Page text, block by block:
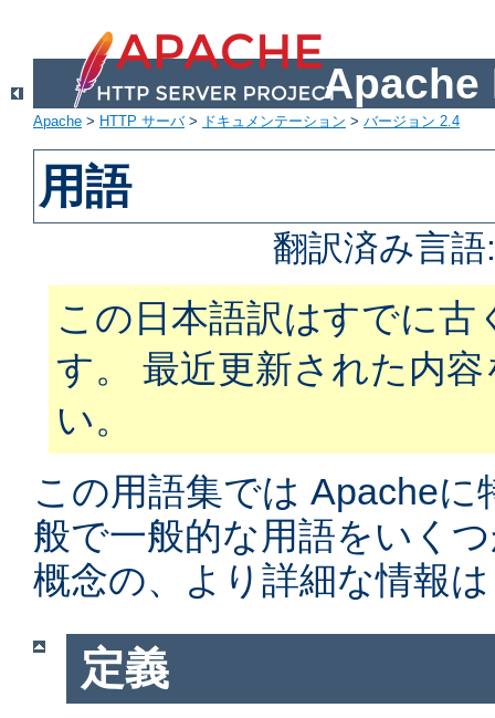
Apache
Apache > HTTP サーバ> ドキュメンテーション > バージョン 2.4
用語
翻訳済み言
この日本語訳はすでに
す。 最近更新された内
い。
この用語集では Apache
般で一般的な用語をいく
概念の、より詳細な情報
定義